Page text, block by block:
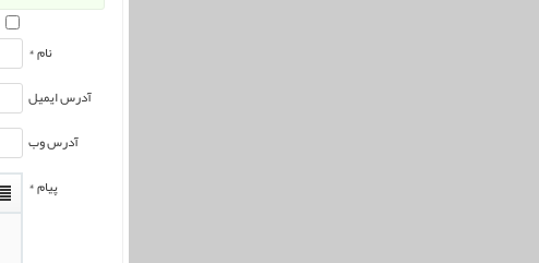
نام *
آدرس ایمیل
آدرس وب
پیام *